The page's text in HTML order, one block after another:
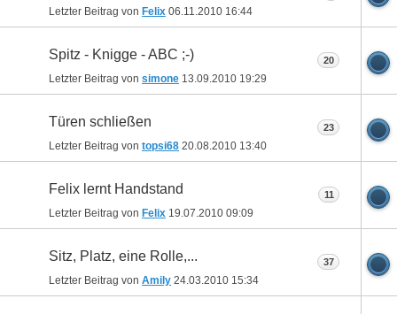
Letzter Beitrag von Felix 06.11.2010 16:44
Spitz - Knigge - ABC ;-)
Letzter Beitrag von simone 13.09.2010 19:29
20
Türen schließen
Letzter Beitrag von topsi68 20.08.2010 13:40
23
Felix lernt Handstand
Letzter Beitrag von Felix 19.07.2010 09:09
11
Sitz, Platz, eine Rolle,...
Letzter Beitrag von Amily 24.03.2010 15:34
37